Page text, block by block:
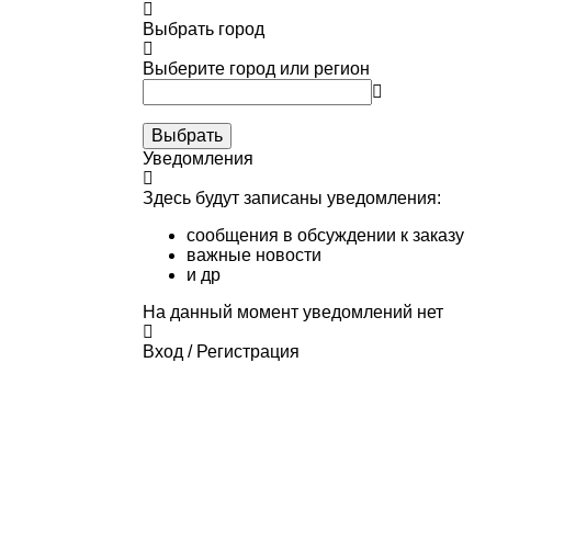
Выбрать город
Выберите город или регион
Выбрать
Уведомления
Здесь будут записаны уведомления:
сообщения в обсуждении к заказу
важные новости
и др
На данный момент уведомлений нет
Вход / Регистрация